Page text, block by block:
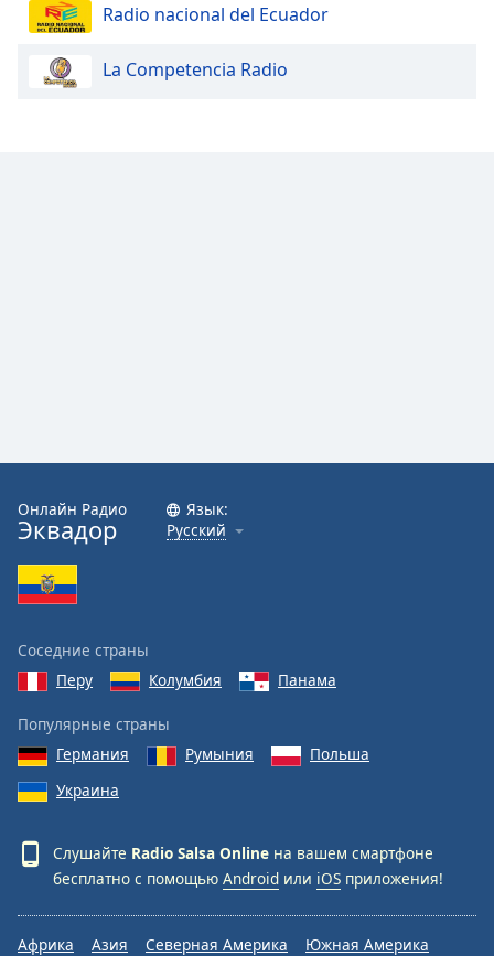
Opacity
Caption
Family
Reset
Done
Dialog
End
dialog
window.
Radio nacional del Ecuador
La Competencia Radio
Онлайн Радио
Эквадор
Язык:
Русский
Соседние страны
Перу
Колумбия Панама
Популярные страны
Германия
Румыния
Польша
Украина
Слушайте Radio Salsa Online на вашем смартфоне
бесплатно с помощью Android или iOS приложения!
Африка Азия Северная Америка Южная Америка